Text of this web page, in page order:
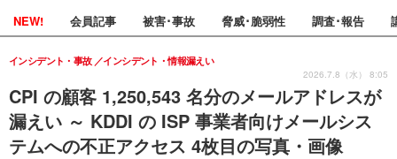
NEW! 会員記事 被害･事故 脅威･脆弱性 調査･報告
CPI の顧客 1,250,543 名分のメールアドレスが
漏えい ～ KDDI の ISP 事業者向けメールシス
テムへの不正アクセス 4枚目の写真・画像
インシデント・事故 インシデント・情報漏えい
2026.7.8（水） 8:05